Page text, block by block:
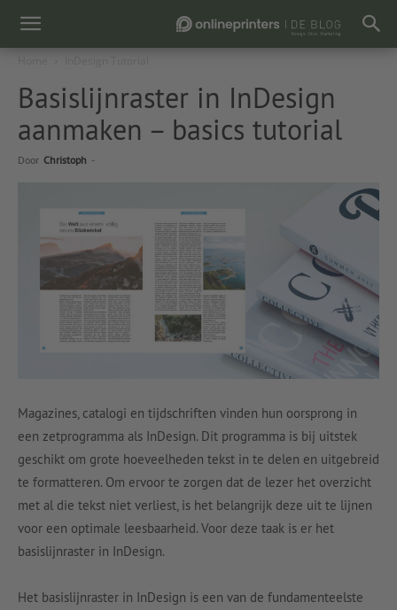
Basislijnraster in InDesign
aanmaken – basics tutorial
Door Christoph -
Magazines, catalogi en tijdschriften vinden hun oorsprong in
een zetprogramma als InDesign. Dit programma is bij uitstek
geschikt om grote hoeveelheden tekst in te delen en uitgebreid
te formatteren. Om ervoor te zorgen dat de lezer het overzicht
met al die tekst niet verliest, is het belangrijk deze uit te lijnen
voor een optimale leesbaarheid. Voor deze taak is er het
basislijnraster in InDesign.
Het basislijnraster in InDesign is een van de fundamenteelste